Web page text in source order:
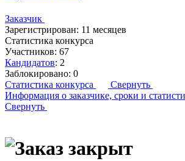
Заказчик
Зарегистрирован: 11 месяцев
Статистика конкурса
Участников: 67
Кандидатов: 2
Заблокировано: 0
Статистика конкурса
Свернуть
Информация о заказчике, сроки и
Свернуть